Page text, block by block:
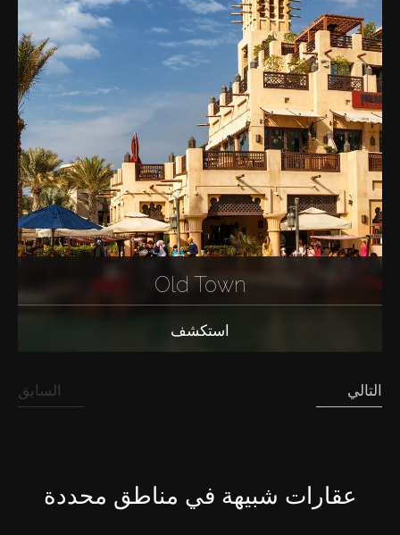
Old Town
استكشف
السابق التالي
عقارات شبيهة في مناطق محددة